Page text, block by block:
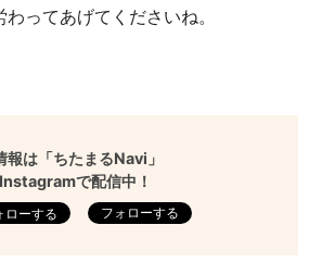
ってあげてくださいね。
報は「ちたまるNavi」
で配信中！
フォローする